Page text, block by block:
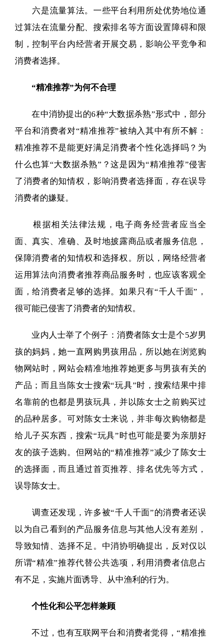
六是流量算法。一些平台利用所处优势地位通
过算法在流量分配、搜索排名等方面设置障碍和限
制，控制平台内经营者开展交易，影响公平竞争和
消费者选择。
“精准推荐”为何不合理
在中消协提出的6种“大数据杀熟”形式中，部分
平台和消费者对“精准推荐”被纳入其中有所不解：
精准推荐不是能更好满足消费者个性化选择吗？为
什么也算“大数据杀熟”？这是因为“精准推荐”侵害
了消费者的知情权，影响消费者选择面，存在误导
消费者的嫌疑。
根据相关法律法规，电子商务经营者应当全
面、真实、准确、及时地披露商品或者服务信息，
保障消费者的知情权和选择权。所以，网络经营者
运用算法向消费者推荐商品服务时，也应该客观全
面，给消费者足够的选择。如果只有“千人千面”，
很可能已侵害了消费者的知情权。
业内人士举了个例子：消费者陈女士是个5岁男
孩的妈妈，她一直网购男孩用品，所以她在浏览购
物网站时，网站会精准地推荐她更多与男孩有关的
产品；而且当陈女士搜索“玩具”时，搜索结果中排
名靠前的也都是男孩玩具，并以陈女士之前购买过
的品种居多。可对陈女士来说，并非每次购物都是
给儿子买东西，搜索“玩具”时也可能是要为亲朋好
友的孩子选购。但网站的“精准推荐”减少了陈女士
的选择面，而且通过首页推荐、排名优先等方式，
误导陈女士。
调查还发现，许多被“千人千面”的消费者还误
以为自己看到的产品服务信息与其他人没有差别，
导致知情、选择不足。中消协明确提出，反对仅以
所谓“精准”推荐代替公共选项，利用消费者信息占
有不足，实施片面诱导、从中渔利的行为。
个性化和公平怎样兼顾
不过，也有互联网平台和消费者觉得，“精准推